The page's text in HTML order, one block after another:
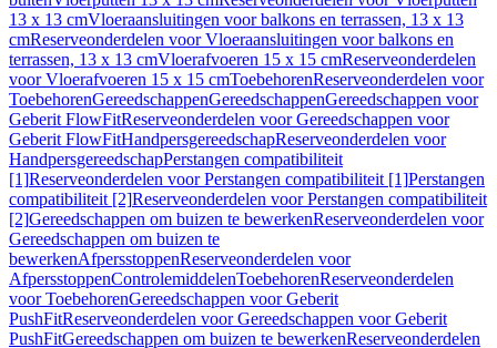
13 x 13 cmVloeraansluitingen voor balkons en terrassen, 13 x 13
cmReserveonderdelen voor Vloeraansluitingen voor balkons en
terrassen, 13 x 13 cmVloerafvoeren 15 x 15 cmReserveonderdelen
voor Vloerafvoeren 15 x 15 cmToebehorenReserveonderdelen voor
ToebehorenGereedschappenGereedschappenGereedschappen voor
Geberit FlowFitReserveonderdelen voor Gereedschappen voor
Geberit FlowFitHandpersgereedschapReserveonderdelen voor
HandpersgereedschapPerstangen compatibiliteit
[1]Reserveonderdelen voor Perstangen compatibiliteit [1]Perstangen
compatibiliteit [2]Reserveonderdelen voor Perstangen compatibiliteit
[2]Gereedschappen om buizen te bewerkenReserveonderdelen voor
Gereedschappen om buizen te
bewerkenAfpersstoppenReserveonderdelen voor
AfpersstoppenControlemiddelenToebehorenReserveonderdelen
voor ToebehorenGereedschappen voor Geberit
PushFitReserveonderdelen voor Gereedschappen voor Geberit
PushFitGereedschappen om buizen te bewerkenReserveonderdelen